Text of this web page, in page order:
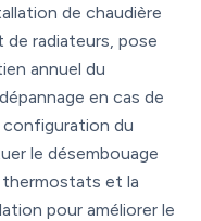
de chaudière
de radiateurs, pose
annuel du
en cas de
configuration du
le désembouage
thermostats et la
pour améliorer le